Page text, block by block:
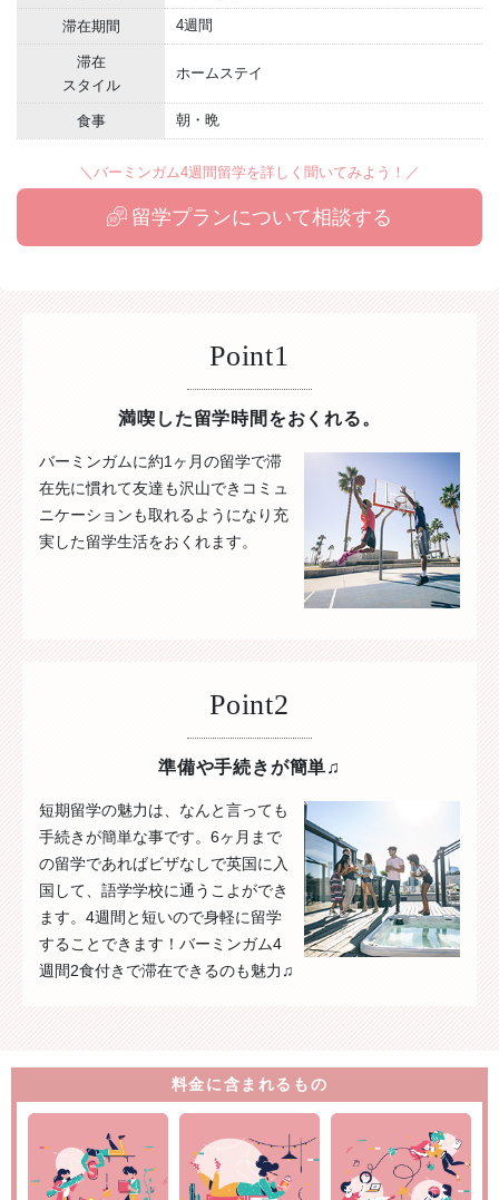
滞在期間 4週間
滞在
スタイル
ホームステイ
食事 朝・晩
＼バーミンガム4週間留学を詳しく聞いてみよう！／
留学プランについて相談する
Point1
満喫した留学時間をおくれる。
バーミンガムに約1ヶ月の留学で滞
在先に慣れて友達も沢山できコミュ
ニケーションも取れるようになり充
実した留学生活をおくれます。
Point2
準備や手続きが簡単♫
短期留学の魅力は、なんと言っても
手続きが簡単な事です。6ヶ月まで
の留学であればビザなしで英国に入
国して、語学学校に通うこよができ
ます。4週間と短いので身軽に留学
することできます！バーミンガム4
週間2食付きで滞在できるのも魅力♫
料金に含まれるもの